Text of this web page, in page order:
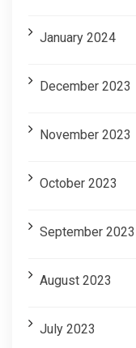
January 2024
December 2023
November 2023
October 2023
September 2023
August 2023
July 2023